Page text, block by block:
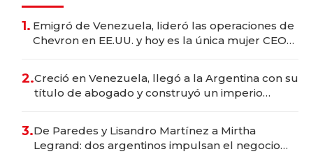
1. Emigró de Venezuela, lideró las operaciones de
Chevron en EE.UU. y hoy es la única mujer CEO
2.Creció en Venezuela, llegó a la Argentina con su
título de abogado y construyó un imperio
3.De Paredes y Lisandro Martínez a Mirtha
Legrand: dos argentinos impulsan el negocio